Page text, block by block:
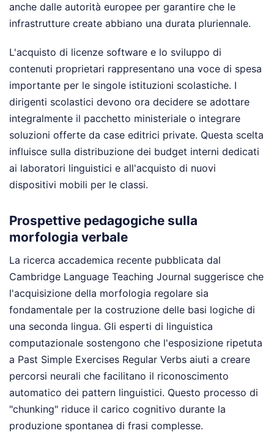
anche dalle autorità europee per garantire che le
infrastrutture create abbiano una durata pluriennale.
L'acquisto di licenze software e lo sviluppo di
contenuti proprietari rappresentano una voce di spesa
importante per le singole istituzioni scolastiche. I
dirigenti scolastici devono ora decidere se adottare
integralmente il pacchetto ministeriale o integrare
soluzioni offerte da case editrici private. Questa scelta
influisce sulla distribuzione dei budget interni dedicati
ai laboratori linguistici e all'acquisto di nuovi
dispositivi mobili per le classi.
Prospettive pedagogiche sulla
morfologia verbale
La ricerca accademica recente pubblicata dal
Cambridge Language Teaching Journal suggerisce che
l'acquisizione della morfologia regolare sia
fondamentale per la costruzione delle basi logiche di
una seconda lingua. Gli esperti di linguistica
computazionale sostengono che l'esposizione ripetuta
a Past Simple Exercises Regular Verbs aiuti a creare
percorsi neurali che facilitano il riconoscimento
automatico dei pattern linguistici. Questo processo di
"chunking" riduce il carico cognitivo durante la
produzione spontanea di frasi complesse.